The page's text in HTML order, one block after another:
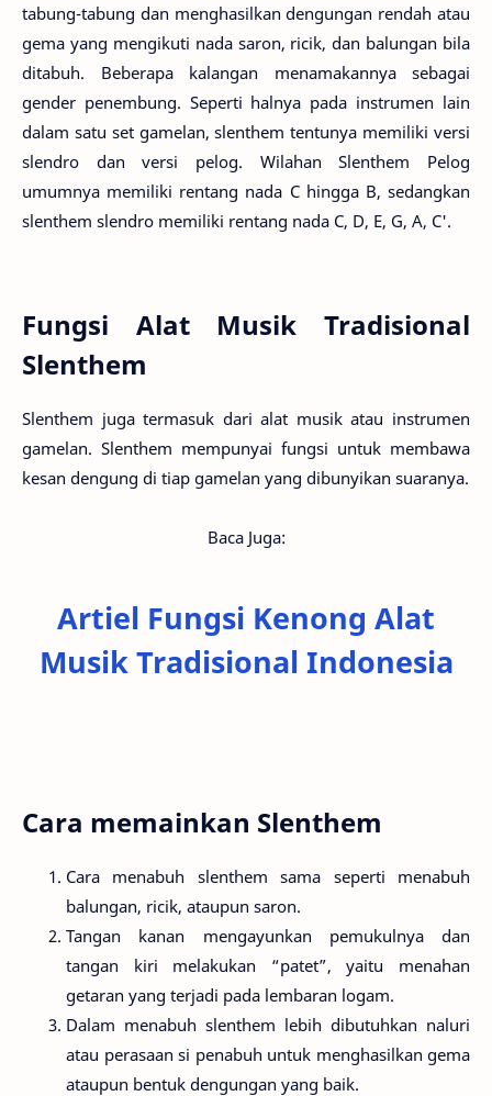
tabung-tabung dan menghasilkan dengungan rendah atau
gema yang mengikuti nada saron, ricik, dan balungan bila
ditabuh. Beberapa kalangan menamakannya sebagai
gender penembung. Seperti halnya pada instrumen lain
dalam satu set gamelan, slenthem tentunya memiliki versi
slendro dan versi pelog. Wilahan Slenthem Pelog
umumnya memiliki rentang nada C hingga B, sedangkan
slenthem slendro memiliki rentang nada C, D, E, G, A, C'.
Fungsi Alat Musik Tradisional
Slenthem
Slenthem juga termasuk dari alat musik atau instrumen
gamelan. Slenthem mempunyai fungsi untuk membawa
kesan dengung di tiap gamelan yang dibunyikan suaranya.
Baca Juga:
Artiel Fungsi Kenong Alat
Musik Tradisional Indonesia
Cara memainkan Slenthem
Cara menabuh slenthem sama seperti menabuh
balungan, ricik, ataupun saron.
Tangan kanan mengayunkan pemukulnya dan
tangan kiri melakukan “patet”, yaitu menahan
getaran yang terjadi pada lembaran logam.
Dalam menabuh slenthem lebih dibutuhkan naluri
atau perasaan si penabuh untuk menghasilkan gema
ataupun bentuk dengungan yang baik.